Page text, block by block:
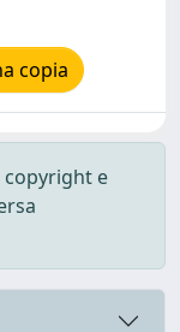
copia
copyright e